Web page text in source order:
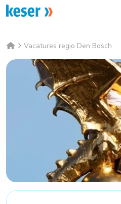
Vacatures regio Den Bosch